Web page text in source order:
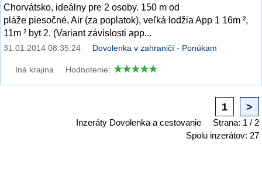
Chorvátsko, ideálny pre 2 osoby. 150 m od
pláže piesočné, Air (za poplatok), veľká lodžia App 1 16m ²,
11m ² byt 2. (Variant závislosti app...
31.01.2014 08:35:24 Dovolenka v zahraničí - Ponúkam
Iná krajina Hodnotenie:
1 >
Inzeráty Dovolenka a cestovanie
Strana: 1 / 2
Spolu inzerátov: 27